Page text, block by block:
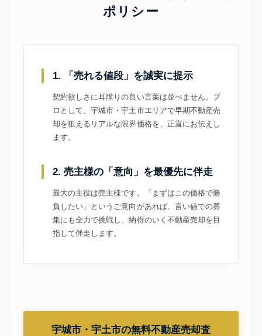
ポリシー
1. 「売れる値段」を誠実に提示
契約欲しさに耳障りの良い言葉は並べません。プ
ロとして、宇城市・宇土市エリアで早期不動産売
却を狙えるリアルな限界価格を、正直にお伝えし
ます。
2. 売主様の「意向」を最優先に伴走
最大の主役は売主様です。「まずはこの価格で勝
負したい」というご意向があれば、言い値での募
集にも全力で挑戦し、納得のいく不動産売却を目
指して伴走します。
宇城市・宇土市の無料不動産売却査